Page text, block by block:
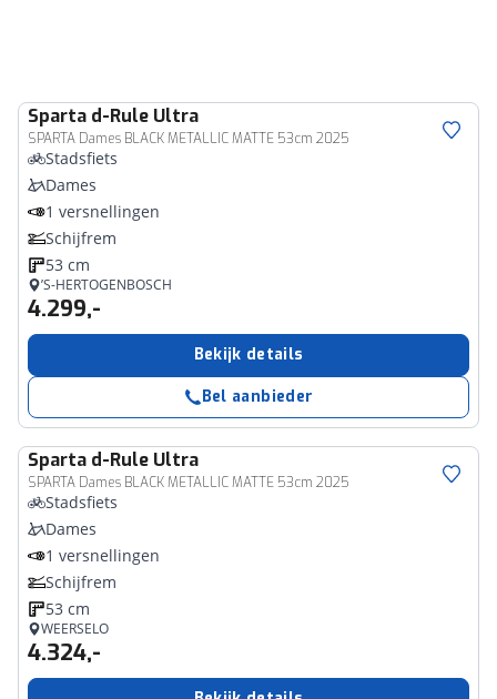
Sparta d-Rule Ultra
SPARTA Dames BLACK METALLIC MATTE 53cm 2025
Stadsfiets
Dames
1 versnellingen
Schijfrem
53 cm
’S-HERTOGENBOSCH
4.299,-
Bekijk details
Bel aanbieder
Sparta d-Rule Ultra
SPARTA Dames BLACK METALLIC MATTE 53cm 2025
Stadsfiets
Dames
1 versnellingen
Schijfrem
53 cm
WEERSELO
4.324,-